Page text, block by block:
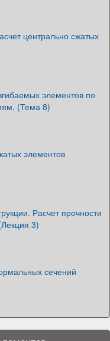
центрально сжатых
элементов по
(Тема 8)
элементов
Расчет прочности
3)
сечений